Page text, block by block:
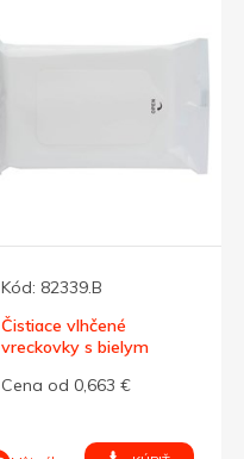
Kód: 82339.B
Čistiace vlhčené
vreckovky s bielym
Cena od 0,663 €